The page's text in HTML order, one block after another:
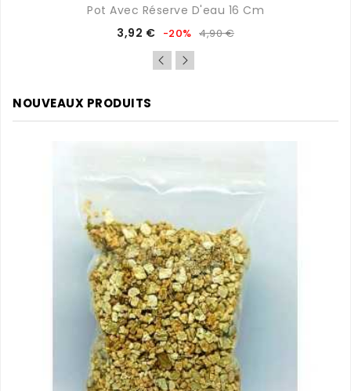
Pot Avec Réserve D'eau 16 Cm
Prix
3,92 € Prix
de
base
-20% 4,90 €
NOUVEAUX PRODUITS